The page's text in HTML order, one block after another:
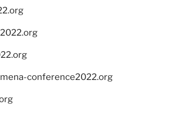
conference2022.org